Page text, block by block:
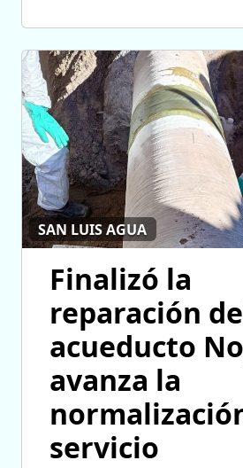
SAN LUIS AGUA
Finalizó la
reparación
acueducto
avanza la
servicio